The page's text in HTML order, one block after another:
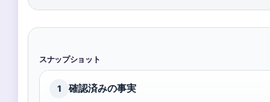
スナップショット
1 確認済みの事実